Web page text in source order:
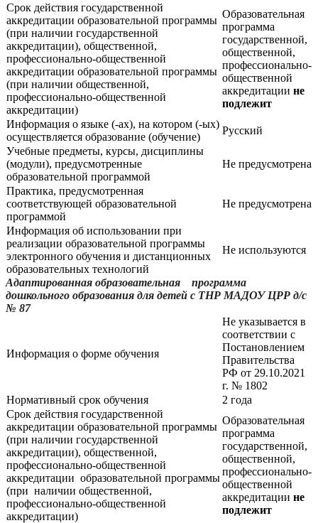
Срок действия государственной
аккредитации образовательной программы
(при наличии государственной
аккредитации), общественной,
профессионально-общественной
аккредитации образовательной программы
(при наличии общественной,
профессионально-общественной
аккредитации)
Образовательная
программа
государственной,
общественной,
профессионально-
общественной
аккредитации не
подлежит
Информация о языке (-ах), на котором (-ых)
осуществляется образование (обучение)
Русский
Учебные предметы, курсы, дисциплины
(модули), предусмотренные
образовательной программой
Не предусмотрена
Практика, предусмотренная
соответствующей образовательной
программой
Не предусмотрена
Информация об использовании при
реализации образовательной программы
электронного обучения и дистанционных
образовательных технологий
Не используются
Адаптированная образовательная программа
дошкольного образования для детей с ТНР МАДОУ ЦРР д/с
№ 87
Информация о форме обучения
Не указывается в
соответствии с
Постановлением
Правительства
РФ от 29.10.2021
г. № 1802
Нормативный срок обучения
2 года
Срок действия государственной
аккредитации образовательной программы
(при наличии государственной
аккредитации), общественной,
профессионально-общественной
аккредитации образовательной программы
(при наличии общественной,
профессионально-общественной
аккредитации)
Образовательная
программа
государственной,
общественной,
профессионально-
общественной
аккредитации не
подлежит